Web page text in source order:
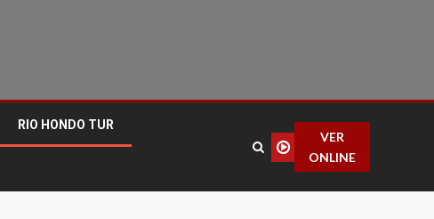
RIO HONDO TUR
VER
ONLINE